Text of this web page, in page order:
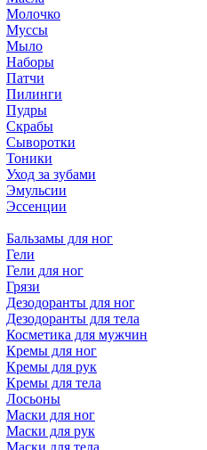
Молочко
Муссы
Мыло
Наборы
Патчи
Пилинги
Пудры
Скрабы
Сыворотки
Тоники
Уход за зубами
Эмульсии
Эссенции
Бальзамы для ног
Гели
Гели для ног
Грязи
Дезодоранты для ног
Дезодоранты для тела
Косметика для мужчин
Кремы для ног
Кремы для рук
Кремы для тела
Лосьоны
Маски для ног
Маски для рук
Маски для тела